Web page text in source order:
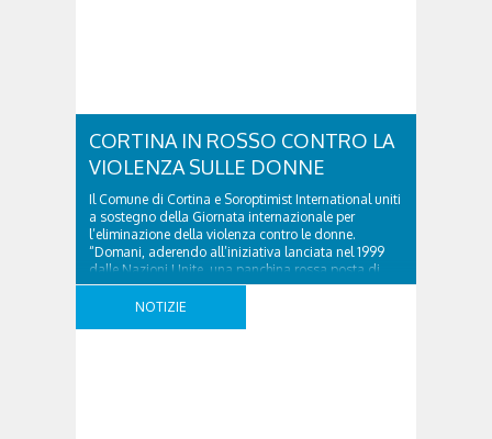
CORTINA IN ROSSO CONTRO LA
VIOLENZA SULLE DONNE
Il Comune di Cortina e Soroptimist International uniti
a sostegno della Giornata internazionale per
l’eliminazione della violenza contro le donne.
“Domani, aderendo all’iniziativa lanciata nel 1999
dalle Nazioni Unite, una panchina rossa posta di
fronte al municipio testimonierà il nostro impegno
contro ogni tipo di violenza, soprattutto nei
NOTIZIE